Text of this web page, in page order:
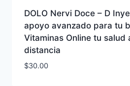
DOLO Nervi Doce – D
apoyo avanzado para tu
Vitaminas Online tu salud
distancia
$30.00